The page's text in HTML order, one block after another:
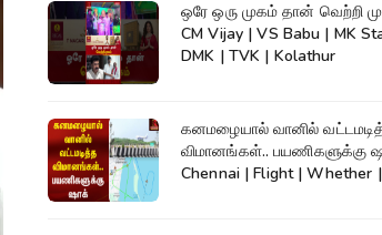
ஒரே ஒரு முகம் தான் வெற்றி
CM Vijay | VS Babu | MK
DMK | TVK | Kolathur
கனமழையால் வானில்
விமானங்கள்.. பயணிகளுக்கு
Chennai | Flight | Whether |